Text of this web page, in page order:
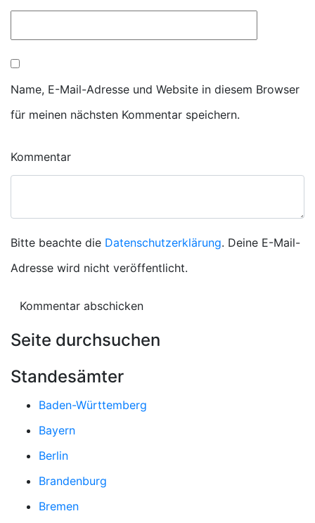
Name, E-Mail-Adresse und Website in diesem Browser
für meinen nächsten Kommentar speichern.
Kommentar
Bitte beachte die Datenschutzerklärung. Deine E-Mail-
Adresse wird nicht veröffentlicht.
Seite durchsuchen
Standesämter
Baden-Württemberg
Bayern
Berlin
Brandenburg
Bremen